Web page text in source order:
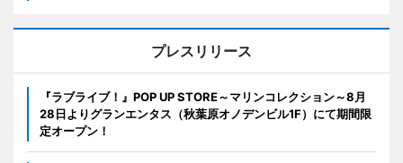
プレスリリース
『ラブライブ！』POP UP STORE～マリンコレクション～8月
28日よりグランエンタス（秋葉原オノデンビル1F）にて期間限
定オープン！